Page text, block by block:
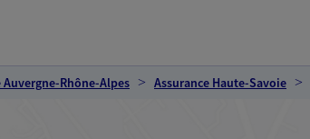
Auvergne-Rhône-Alpes Assurance Haute-Savoie